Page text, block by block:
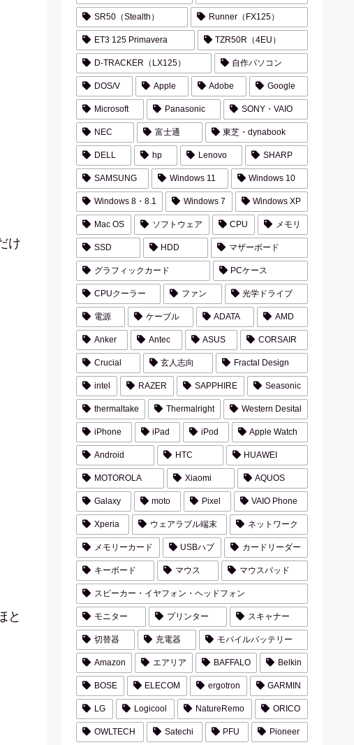
け
と
SR50（Stealth） Runner（FX125）
ET3 125 Primavera TZR50R（4EU）
D-TRACKER（LX125） 自作パソコン
DOS/V Apple Adobe Google
Microsoft Panasonic SONY・VAIO
NEC 富士通 東芝・dynabook
DELL hp Lenovo SHARP
SAMSUNG Windows 11 Windows 10
Windows 8・8.1 Windows 7 Windows XP
Mac OS ソフトウェア CPU メモリ
SSD HDD マザーボード
グラフィックカード PCケース
CPUクーラー ファン 光学ドライブ
電源 ケーブル ADATA AMD
Anker Antec ASUS CORSAIR
Crucial 玄人志向 Fractal Design
intel RAZER SAPPHIRE Seasonic
thermaltake Thermalright Western Desital
iPhone iPad iPod Apple Watch
Android HTC HUAWEI
MOTOROLA Xiaomi AQUOS
Galaxy moto Pixel VAIO Phone
Xperia ウェアラブル端末 ネットワーク
メモリーカード USBハブ カードリーダー
キーボード マウス マウスパッド
スピーカー・イヤフォン・ヘッドフォン
モニター プリンター スキャナー
切替器 充電器 モバイルバッテリー
Amazon エアリア BAFFALO Belkin
BOSE ELECOM ergotron GARMIN
LG Logicool NatureRemo ORICO
OWLTECH Satechi PFU Pioneer